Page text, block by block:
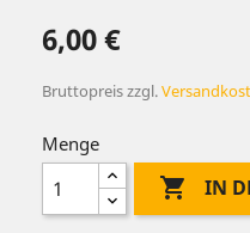
6,00 €
Bruttopreiszzgl.
Menge
 IN